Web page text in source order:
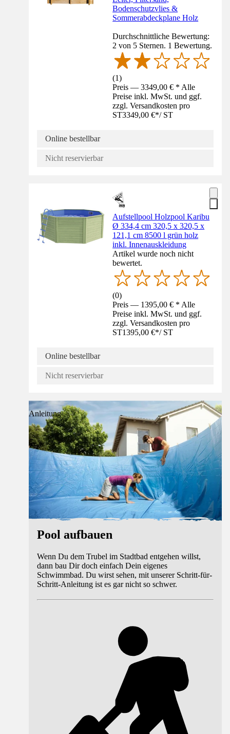
Bodenschutzvlies &
Sommerabdeckplane Holz
Durchschnittliche Bewertung:
2 von 5 Sternen. 1 Bewertung.
(1)
Preis — 3349,00 € * Alle
Preise inkl. MwSt. und ggf.
zzgl. Versandkosten pro
ST3349,00 €*/ ST
Online bestellbar
Nicht reservierbar
Aufstellpool Holzpool Karibu
Ø 334,4 cm 320,5 x 320,5 x
121,1 cm 8500 l grün holz
inkl. Innenauskleidung
Artikel wurde noch nicht
bewertet.
(0)
Preis — 1395,00 € * Alle
Preise inkl. MwSt. und ggf.
zzgl. Versandkosten pro
ST1395,00 €*/ ST
Online bestellbar
Nicht reservierbar
Anleitung
Pool aufbauen
Wenn Du dem Trubel im Stadtbad entgehen willst,
dann bau Dir doch einfach Dein eigenes
Schwimmbad. Du wirst sehen, mit unserer Schritt-für-
Schritt-Anleitung ist es gar nicht so schwer.